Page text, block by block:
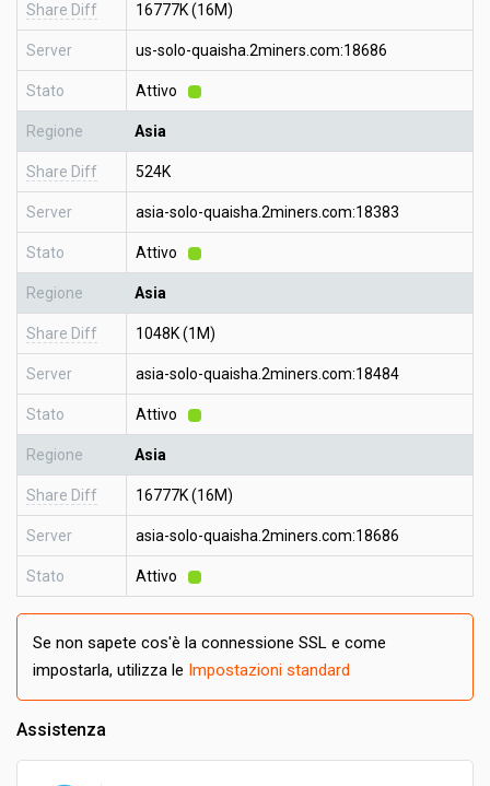
Share Diff 16777K (16M)
Server us-solo-quaisha.2miners.com:18686
Stato Attivo
Regione Asia
Share Diff 524K
Server asia-solo-quaisha.2miners.com:18383
Stato Attivo
Regione Asia
Share Diff 1048K (1M)
Server asia-solo-quaisha.2miners.com:18484
Stato Attivo
Regione Asia
Share Diff 16777K (16M)
Server asia-solo-quaisha.2miners.com:18686
Stato Attivo
Se non sapete cos'è la connessione SSL e come
impostarla, utilizza le Impostazioni standard
Assistenza